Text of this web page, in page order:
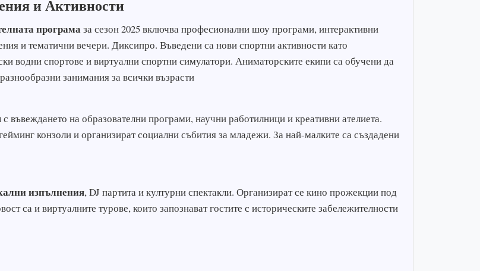
и Активности
програмаза сезон 2025 включва професионални шоу програми, интерактивни
и тематични вечери. Диксипро. Въведени са нови спортни активности като
водни спортове и виртуални спортни симулатори. Аниматорските екипи са обучени да
занимания за всички възрасти
с въвеждането на образователни програми, научни работилници и креативни ателиета.
конзоли и организират социални събития за младежи. За най-малките са създадени
изпълнения, DJ партита и културни спектакли. Организират се кино прожекции под
са и виртуалните турове, които запознават гостите с историческите забележителности